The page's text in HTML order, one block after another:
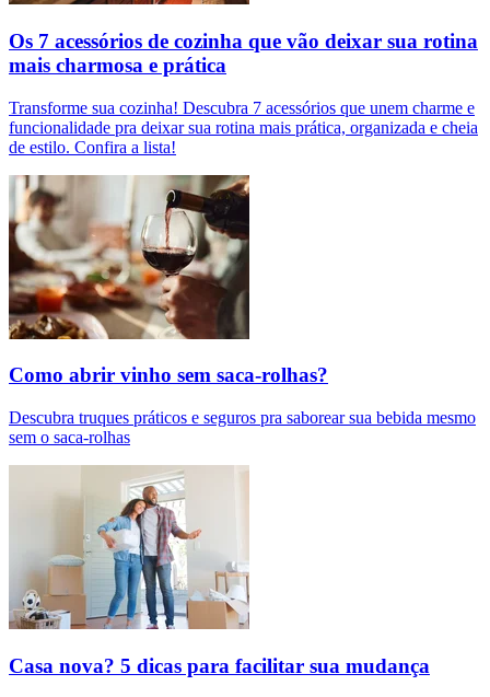
Os 7 acessórios de cozinha que vão deixar sua rotina
mais charmosa e prática
Transforme sua cozinha! Descubra 7 acessórios que unem charme e
funcionalidade pra deixar sua rotina mais prática, organizada e cheia
de estilo. Confira a lista!
Como abrir vinho sem saca-rolhas?
Descubra truques práticos e seguros pra saborear sua bebida mesmo
sem o saca-rolhas
Casa nova? 5 dicas para facilitar sua mudança